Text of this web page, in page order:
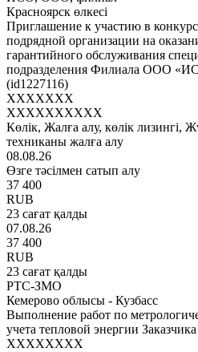
Красноярск өлкесі
Приглашение к участию в
подрядной организации на
гарантийного обслуживания
подразделения Филиала ООО
(id1227116)
XXXXXXX
XXXXXXXXXX
Көлік, Жалға алу, көлік лизингі,
техниканы жалға алу
08.08.26
Өзге тәсілмен сатып алу
37 400
RUB
23 сағат қалды
07.08.26
37 400
RUB
23 сағат қалды
РТС-ЗМО
Кемерово облысы - Кузбасс
Выполнение работ по
учета тепловой энергии Заказчика
XXXXXXXX